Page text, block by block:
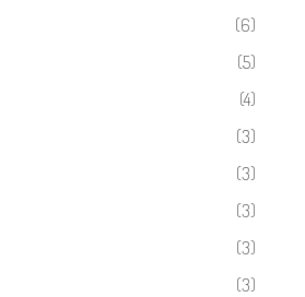
(6)
(5)
(4)
(3)
(3)
(3)
(3)
(3)